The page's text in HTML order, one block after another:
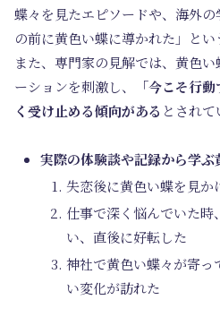
蝶々を見たエピソードや、海外
の前に黄色い蝶に導かれた」とい
また、専門家の見解では、黄色
ーションを刺激し、
「今こそ行
く受け止める傾向がある とされて
実際の体験談や記録から学ぶ
失恋後に黄色い蝶を見か
仕事で深く悩んでいた
い、直後に好転した
神社で黄色い蝶々が寄っ
い変化が訪れた